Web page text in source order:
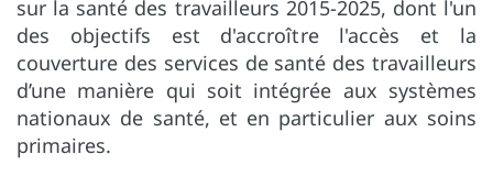
sur la santé des travailleurs 2015-2025, dont l'un
des objectifs est d'accroître l'accès et la
couverture des services de santé des travailleurs
d’une manière qui soit intégrée aux systèmes
nationaux de santé, et en particulier aux soins
primaires.